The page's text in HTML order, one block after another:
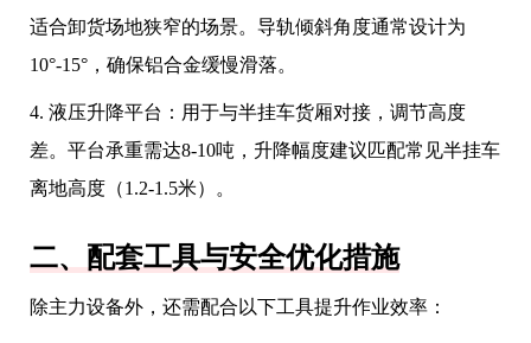
适合卸货场地狭窄的场景。导轨倾斜角度通常设计为
10°-15°，确保铝合金缓慢滑落。
4. 液压升降平台：用于与半挂车货厢对接，调节高度
差。平台承重需达8-10吨，升降幅度建议匹配常见半挂车
离地高度（1.2-1.5米）。
二、配套工具与安全优化措施
除主力设备外，还需配合以下工具提升作业效率：